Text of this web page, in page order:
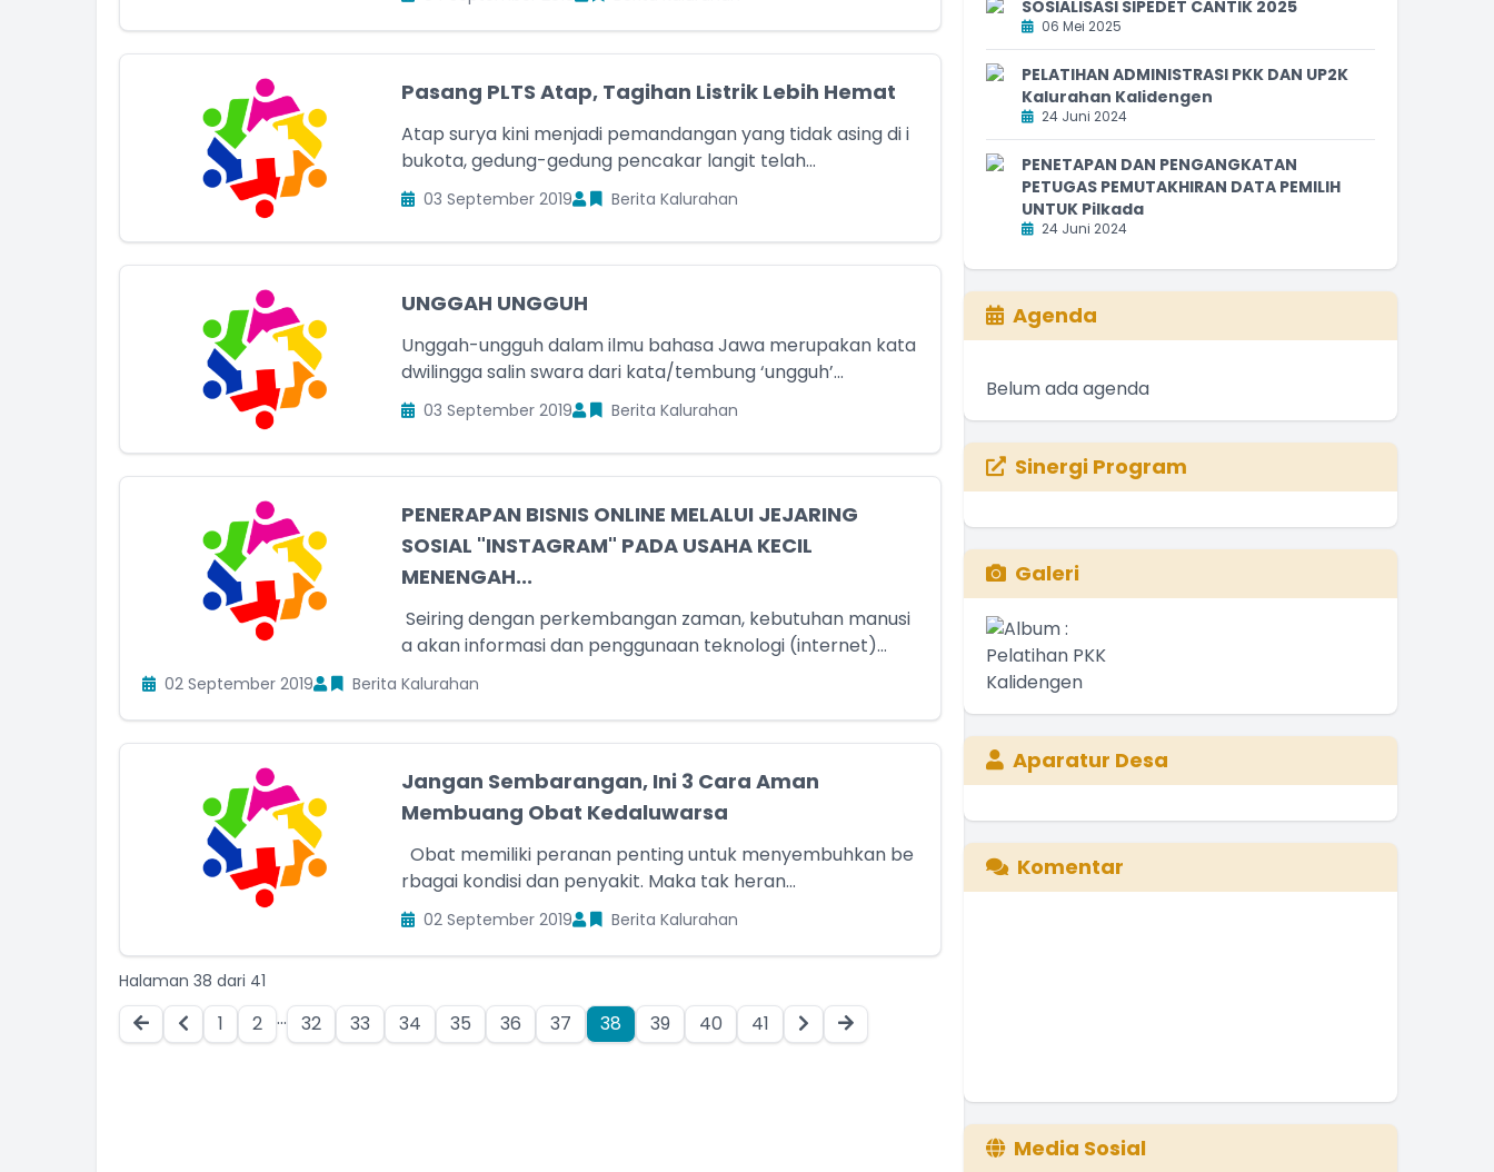
Pasang PLTS Atap, Tagihan Listrik Lebih Hemat
Atap surya kini menjadi pemandangan yang tidak asing di i
bukota, gedung-gedung pencakar langit telah...
03 September 2019 Berita Kalurahan
UNGGAH UNGGUH
Unggah-ungguh dalam ilmu bahasa Jawa merupakan kata
dwilingga salin swara dari kata/tembung ‘ungguh’...
03 September 2019 Berita Kalurahan
PENERAPAN BISNIS ONLINE MELALUI JEJARING
SOSIAL "INSTAGRAM" PADA USAHA KECIL
MENENGAH...
Seiring dengan perkembangan zaman, kebutuhan manusi
a akan informasi dan penggunaan teknologi (internet)...
02 September 2019 Berita Kalurahan
Jangan Sembarangan, Ini 3 Cara Aman
Membuang Obat Kedaluwarsa
rbagai kondisi dan penyakit. Maka tak heran...
02 September 2019 Berita Kalurahan
Halaman 38 dari 41
1 2 ... 32 33 34 35 36 37 38 39 40 41
SOSIALISASI SIPEDET CANTIK 2025
06 Mei 2025
PELATIHAN ADMINISTRASI PKK DAN UP2K
Kalurahan Kalidengen
24 Juni 2024
PENETAPAN DAN PENGANGKATAN
PETUGAS PEMUTAKHIRAN DATA PEMILIH
UNTUK Pilkada
24 Juni 2024
Agenda
Belum ada agenda
Sinergi Program
Galeri
Aparatur Desa
Komentar
Media Sosial